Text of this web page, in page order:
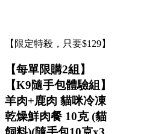
【限定特殺，只要$129】
【每單限購2組】
【K9隨手包體驗組】
羊肉+鹿肉 貓咪冷凍
乾燥鮮肉餐 10克 (貓